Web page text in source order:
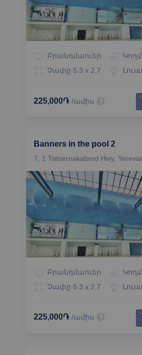
Բրանդմաուեր
Չափը 5.3 x 2.7
225,000֏ /ամիս
Banners in the pool 2
7, 1 Tsitsernakaberd Hwy,
Բրանդմաուեր
Չափը 5.3 x 2.7
225,000֏ /ամիս